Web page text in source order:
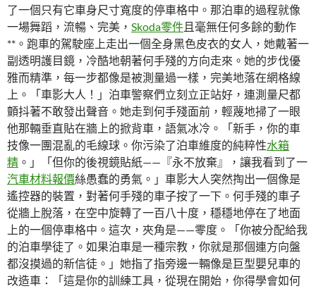
了一個只有它車身尺寸寬度的停車格中。那泊車的過程就像
一場舞蹈，流暢、完美， Skoda零件且毫無任何多餘的動作
**。跑車的駕駛座上走出一個全身黑色皮衣的女人，她戴著一
副透明護目鏡，冷酷地朝著何手殘的方向走來。她的步伐優
雅而精準，每一步都像是被測量過一樣，完美地落在網格線
上。「車影大人！」泊車警察們立刻立正站好，連測量尺都
顫抖著不敢發出聲音。她走到何手殘面前，輕蔑地掃了一眼
他那輛垂直貼在牆上的掀背車，語氣冰冷。「新手，你的車
技像一團混亂的毛線球。你污染了泊車維度的純粹性水箱
精 。」「但你的後視鏡貼紙——『永不放棄』，讓我看到了一
汽車材料報價絲愚蠢的勇氣。」車影大人突然掏出一個像是
遙控器的裝置，對著何手殘的車子按了一下。何手殘的車子
從牆上脫落，在空中旋轉了一百八十度，穩穩地停在了地面
上的一個停車格中。這次，夾角是——零度。「你被分配給我
的泊車學徒了。如果泊車是一種宗教，你就是那個連方向盤
都沒摸過的新信徒。」她指了指旁邊一輛像是巨型嬰兒車的
改造車：「這是你的訓練工具，從現在開始，你得學會如何